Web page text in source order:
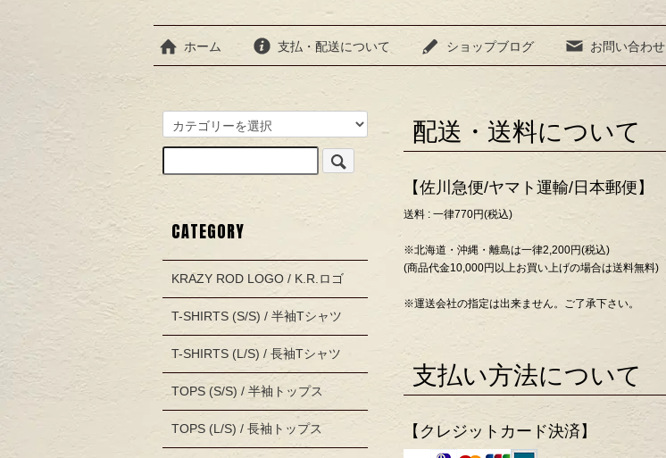
ホーム 支払・配送について ショップブログ お問い合わせ
配送・送料について
【佐川急便/ヤマト運輸/日本郵便】
送料 : 一律770円(税込)
※北海道・沖縄・離島は一律2,200円(税込)
(商品代金10,000円以上お買い上げの場合は送料無料)
※運送会社の指定は出来ません。ご了承下さい。
支払い方法について
【クレジットカード決済】
CATEGORY
KRAZY ROD LOGO / K.R.ロゴ
T-SHIRTS (S/S) / 半袖Tシャツ
T-SHIRTS (L/S) / 長袖Tシャツ
TOPS (S/S) / 半袖トップス
TOPS (L/S) / 長袖トップス